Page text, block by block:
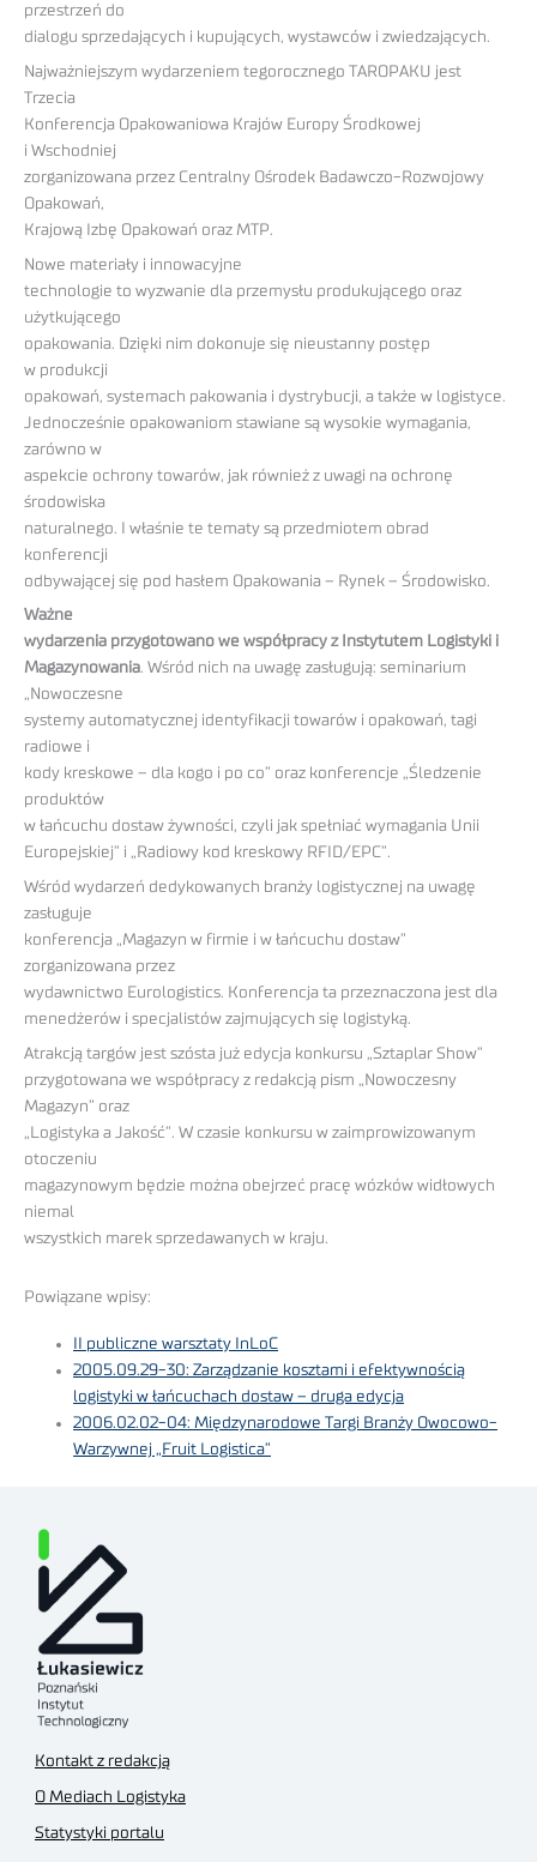
przestrzeń do
dialogu sprzedających i kupujących, wystawców i zwiedzających.
Najważniejszym wydarzeniem tegorocznego TAROPAKU jest
Trzecia
Konferencja Opakowaniowa Krajów Europy Środkowej
i Wschodniej
zorganizowana przez Centralny Ośrodek Badawczo-Rozwojowy
Opakowań,
Krajową Izbę Opakowań oraz MTP.
Nowe materiały i innowacyjne
technologie to wyzwanie dla przemysłu produkującego oraz
użytkującego
opakowania. Dzięki nim dokonuje się nieustanny postęp
w produkcji
opakowań, systemach pakowania i dystrybucji, a także w logistyce.
Jednocześnie opakowaniom stawiane są wysokie wymagania,
zarówno w
aspekcie ochrony towarów, jak również z uwagi na ochronę
środowiska
naturalnego. I właśnie te tematy są przedmiotem obrad
konferencji
odbywającej się pod hasłem Opakowania – Rynek – Środowisko.
Ważne
wydarzenia przygotowano we współpracy z Instytutem Logistyki i
Magazynowania. Wśród nich na uwagę zasługują: seminarium
„Nowoczesne
systemy automatycznej identyfikacji towarów i opakowań, tagi
radiowe i
kody kreskowe – dla kogo i po co” oraz konferencje „Śledzenie
produktów
w łańcuchu dostaw żywności, czyli jak spełniać wymagania Unii
Europejskiej” i „Radiowy kod kreskowy RFID/EPC”.
Wśród wydarzeń dedykowanych branży logistycznej na uwagę
zasługuje
konferencja „Magazyn w firmie i w łańcuchu dostaw”
zorganizowana przez
wydawnictwo Eurologistics. Konferencja ta przeznaczona jest dla
menedżerów i specjalistów zajmujących się logistyką.
Atrakcją targów jest szósta już edycja konkursu „Sztaplar Show”
przygotowana we współpracy z redakcją pism „Nowoczesny
Magazyn” oraz
„Logistyka a Jakość”. W czasie konkursu w zaimprowizowanym
otoczeniu
magazynowym będzie można obejrzeć pracę wózków widłowych
niemal
wszystkich marek sprzedawanych w kraju.
Powiązane wpisy:
II publiczne warsztaty InLoC
2005.09.29-30: Zarządzanie kosztami i efektywnością
logistyki w łańcuchach dostaw – druga edycja
2006.02.02-04: Międzynarodowe Targi Branży Owocowo-
Warzywnej „Fruit Logistica”
Kontakt z redakcją
O Mediach Logistyka
Statystyki portalu